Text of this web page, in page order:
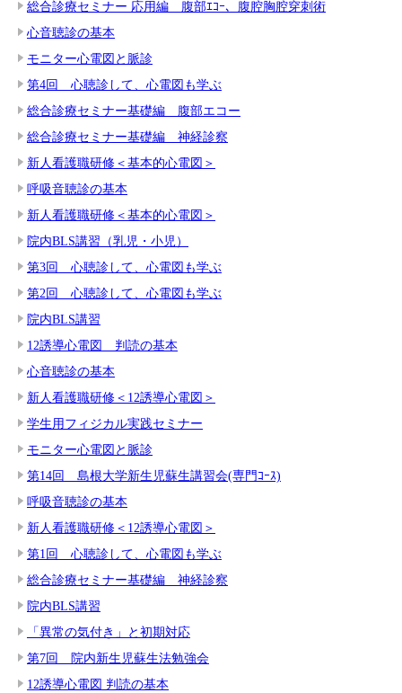
総合診療セミナー 応用編 腹部ｴｺｰ、腹腔胸腔穿刺術
心音聴診の基本
モニター心電図と脈診
第4回 心聴診して、心電図も学ぶ
総合診療セミナー基礎編 腹部エコー
総合診療セミナー基礎編 神経診察
新人看護職研修＜基本的心電図＞
呼吸音聴診の基本
新人看護職研修＜基本的心電図＞
院内BLS講習（乳児・小児）
第3回 心聴診して、心電図も学ぶ
第2回 心聴診して、心電図も学ぶ
院内BLS講習
12誘導心電図 判読の基本
心音聴診の基本
新人看護職研修＜12誘導心電図＞
学生用フィジカル実践セミナー
モニター心電図と脈診
第14回 島根大学新生児蘇生講習会(専門ｺｰｽ)
呼吸音聴診の基本
新人看護職研修＜12誘導心電図＞
第1回 心聴診して、心電図も学ぶ
総合診療セミナー基礎編 神経診察
院内BLS講習
「異常の気付き」と初期対応
第7回 院内新生児蘇生法勉強会
12誘導心電図 判読の基本